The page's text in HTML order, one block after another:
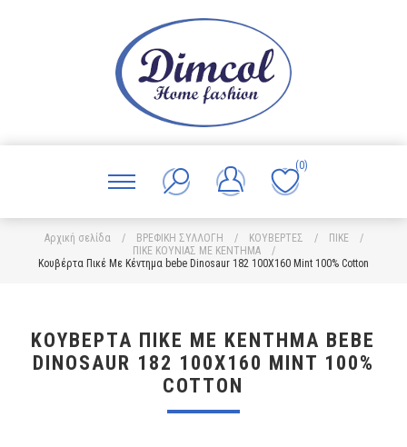
(0)
Αρχική σελίδα / ΒΡΕΦΙΚΗ ΣΥΛΛΟΓΗ / ΚΟΥΒΕΡΤΕΣ / ΠΙΚΕ
/
ΠΙΚΕ ΚΟΥΝΙΑΣ ΜΕ ΚΕΝΤΗΜΑ
/
Κουβέρτα Πικέ Με Κέντημα bebe Dinosaur 182 100X160 Mint 100% Cotton
ΚΟΥΒΈΡΤΑ ΠΙΚΈ ΜΕ ΚΈΝΤΗΜΑ BEBE
DINOSAUR 182 100X160 MINT 100%
COTTON